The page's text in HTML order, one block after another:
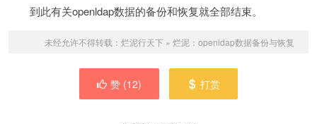
到此有关openldap数据的备份和恢复就全部结束。
未经允许不得转载： 烂泥行天下» 烂泥：openldap数据备份与恢复
赞 (12) 打赏